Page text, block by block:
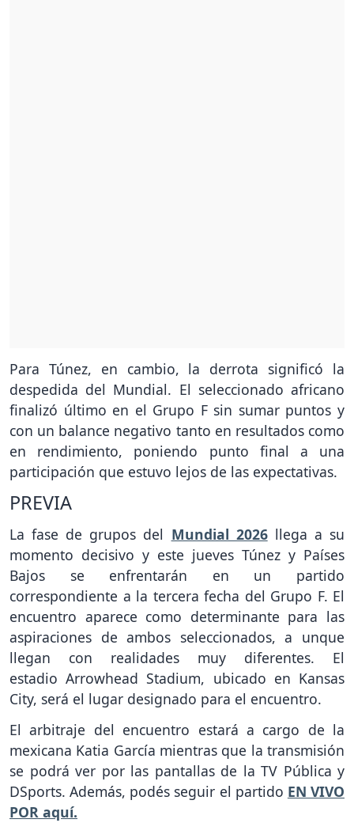
Para Túnez, en cambio, la derrota significó la
despedida del Mundial. El seleccionado africano
finalizó último en el Grupo F sin sumar puntos y
con un balance negativo tanto en resultados como
en rendimiento, poniendo punto final a una
participación que estuvo lejos de las expectativas.
PREVIA
La fase de grupos del Mundial 2026llega a su
momento decisivo y este jueves Túnez y Países
Bajos se enfrentarán en un partido
correspondiente a la tercera fecha del Grupo F. El
encuentro aparece como determinante para las
aspiraciones de ambos seleccionados, a unque
llegan con realidades muy diferentes. El
estadio Arrowhead Stadium, ubicado en Kansas
City, será el lugar designado para el encuentro.
El arbitraje del encuentro estará a cargo de la
mexicana Katia García mientras que la transmisión
se podrá ver por las pantallas de la TV Pública y
DSports. Además, podés seguir el partido EN VIVO
POR aquí.